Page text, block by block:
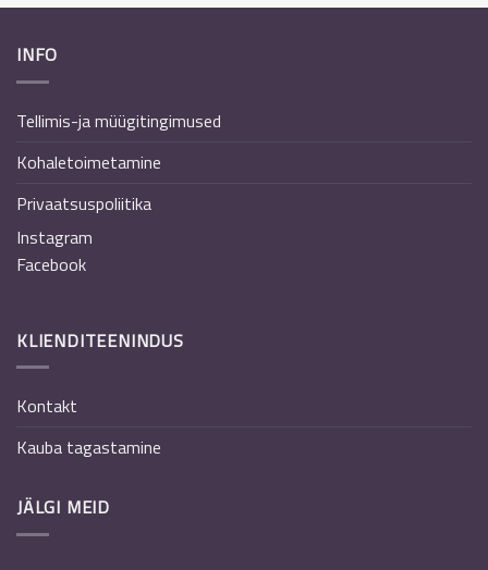
INFO
Tellimis-ja müügitingimused
Kohaletoimetamine
Privaatsuspoliitika
Instagram
Facebook
KLIENDITEENINDUS
Kontakt
Kauba tagastamine
JÄLGI MEID